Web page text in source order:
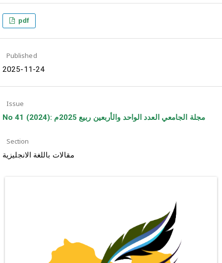
pdf
Published
2025-11-24
Issue
No 41 (2024): مجلة الجامعي العدد الواحد والأربعين ربيع 2025م
Section
مقالات باللغة الانجليزية